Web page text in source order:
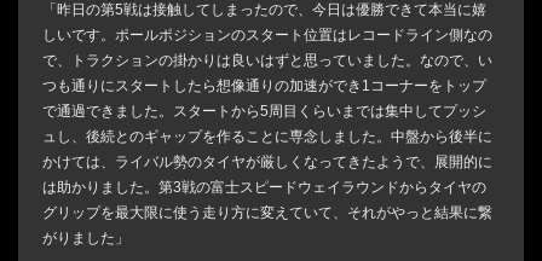
「昨日の第5戦は接触してしまったので、今日は優勝できて本当に嬉
しいです。ポールポジションのスタート位置はレコードライン側なの
で、トラクションの掛かりは良いはずと思っていました。なので、い
つも通りにスタートしたら想像通りの加速ができ1コーナーをトップ
で通過できました。スタートから5周目くらいまでは集中してプッシ
ュし、後続とのギャップを作ることに専念しました。中盤から後半に
かけては、ライバル勢のタイヤが厳しくなってきたようで、展開的に
は助かりました。第3戦の富士スピードウェイラウンドからタイヤの
グリップを最大限に使う走り方に変えていて、それがやっと結果に繋
がりました」